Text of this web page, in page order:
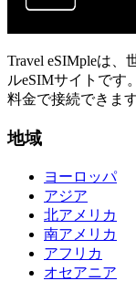
Travel eSIMpleは、
ルeSIMサイトです
料金で接続できます
地域
ヨーロッパ
アジア
北アメリカ
南アメリカ
アフリカ
オセアニア